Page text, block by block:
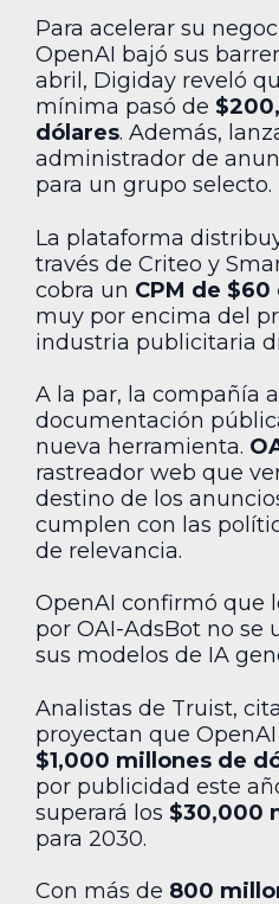
Para acelerar su
OpenAI bajó sus
abril, Digiday reveló
mínima pasó de
dólares. Además,
administrador de
para un grupo selecto.
La plataforma
través de Criteo y
cobra un CPM de
muy por encima del
industria publicitaria
A la par, la compañía
documentación
nueva herramienta.
rastreador web que
destino de los
cumplen con las
de relevancia.
OpenAI confirmó que
por OAI-AdsBot no se
sus modelos de IA
Analistas de Truist,
proyectan que
$1,000 millones de
por publicidad este
superará los $30,000
para 2030.
Con más de 800